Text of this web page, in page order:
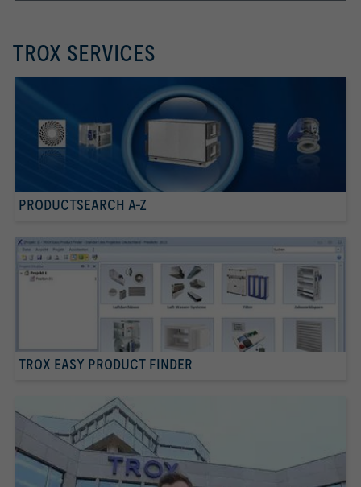
TROX SERVICES
PRODUCTSEARCH A-Z
TROX EASY PRODUCT FINDER